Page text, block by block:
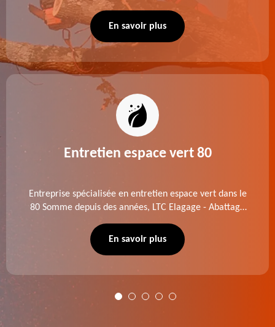
intervention est exécutée selon les normes en vigueur.
Découvrez un extérieur exceptionnel grâce à notre
En savoir plus
Entretien espace vert 80
Entreprise spécialisée en entretien espace vert dans le
80 Somme depuis des années, LTC Elagage - Abattage
de dessouchage et autre. Devis offert.
En savoir plus